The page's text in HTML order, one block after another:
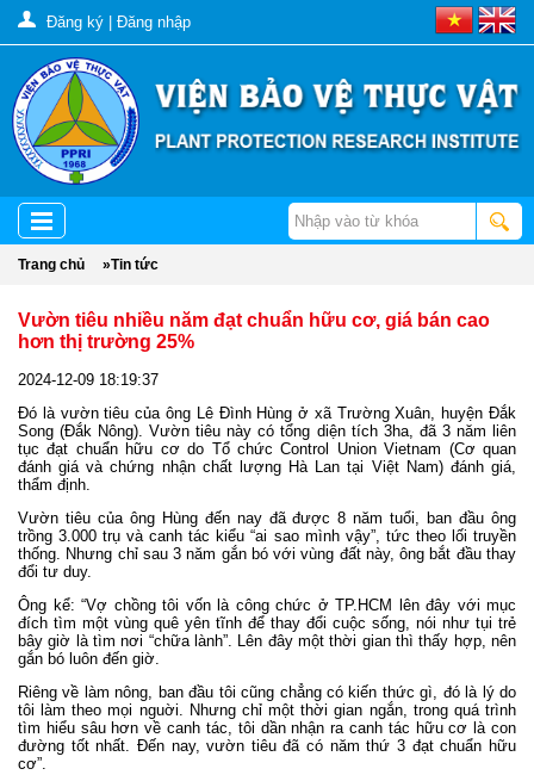
Đăng ký Đăng nhập
Trang chủ »Tin tức
Vườn tiêu nhiều năm đạt chuẩn hữu cơ, giá bán cao
hơn thị trường 25%
2024-12-09 18:19:37
Đó là vườn tiêu của ông Lê Đình Hùng ở xã Trường Xuân, huyện Đắk
Song (Đắk Nông). Vườn tiêu này có tổng diện tích 3ha, đã 3 năm liên
tục đạt chuẩn hữu cơ do Tổ chức Control Union Vietnam (Cơ quan
đánh giá và chứng nhận chất lượng Hà Lan tại Việt Nam) đánh giá,
thẩm định.
Vườn tiêu của ông Hùng đến nay đã được 8 năm tuổi, ban đầu ông
trồng 3.000 trụ và canh tác kiểu “ai sao mình vậy”, tức theo lối truyền
thống. Nhưng chỉ sau 3 năm gắn bó với vùng đất này, ông bắt đầu thay
đổi tư duy.
Ông kể: “Vợ chồng tôi vốn là công chức ở TP.HCM lên đây với mục
đích tìm một vùng quê yên tĩnh để thay đổi cuộc sống, nói như tụi trẻ
bây giờ là tìm nơi “chữa lành”. Lên đây một thời gian thì thấy hợp, nên
gắn bó luôn đến giờ.
Riêng về làm nông, ban đầu tôi cũng chẳng có kiến thức gì, đó là lý do
tôi làm theo mọi nguời. Nhưng chỉ một thời gian ngắn, trong quá trình
tìm hiểu sâu hơn về canh tác, tôi dần nhận ra canh tác hữu cơ là con
đường tốt nhất. Đến nay, vườn tiêu đã có năm thứ 3 đạt chuẩn hữu
cơ”.